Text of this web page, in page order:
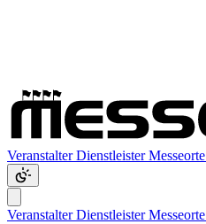
VeranstalterDienstleisterMesseorte
VeranstalterDienstleisterMesseorte